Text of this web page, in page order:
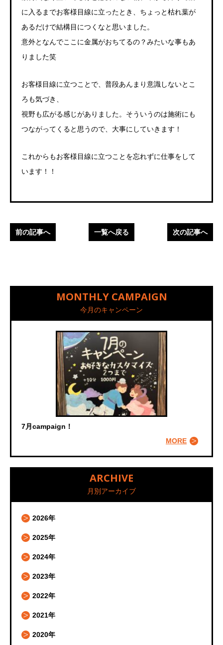
に入るまでお客様目線に立ったとき、ちょっと枯れ葉が
あるだけで結構目につくなと思いました。
意外となんでここに金属がおちてるの？みたいな事もあ
りました笑
お客様目線に立つことで、普段あんまり意識しないとこ
ろも気づき、
視野も広がる感じがありました。そういうのは施術にも
つながってくると思うので、大事にしていきます！
これからもお客様目線に立つことを忘れずに仕事をして
います！！
前の記事へ 一覧へ戻る 次の記事へ
MONTHLY CAMPAIGN
今月のキャンペーン
7月campaign！
MORE
ARCHIVE
月別アーカイブ
2026年
2025年
2024年
2023年
2022年
2021年
2020年